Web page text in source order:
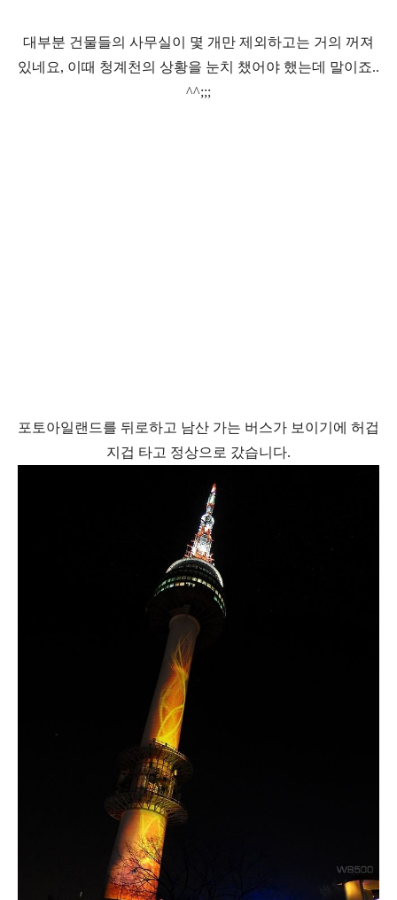
대부분 건물들의 사무실이 몇 개만 제외하고는 거의 꺼져
있네요, 이때 청계천의 상황을 눈치 챘어야 했는데 말이죠..
^^;;;
포토아일랜드를 뒤로하고 남산 가는 버스가 보이기에 허겁
지겁 타고 정상으로 갔습니다.